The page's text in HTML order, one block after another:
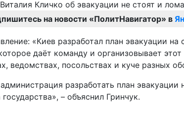
на новости «ПолитНавигатор» в
«Киев разработал план эвакуации
даёт команду и организовывает
ведомствах, посольствах и куче разных
разработать план
– объяснил Гринчук.